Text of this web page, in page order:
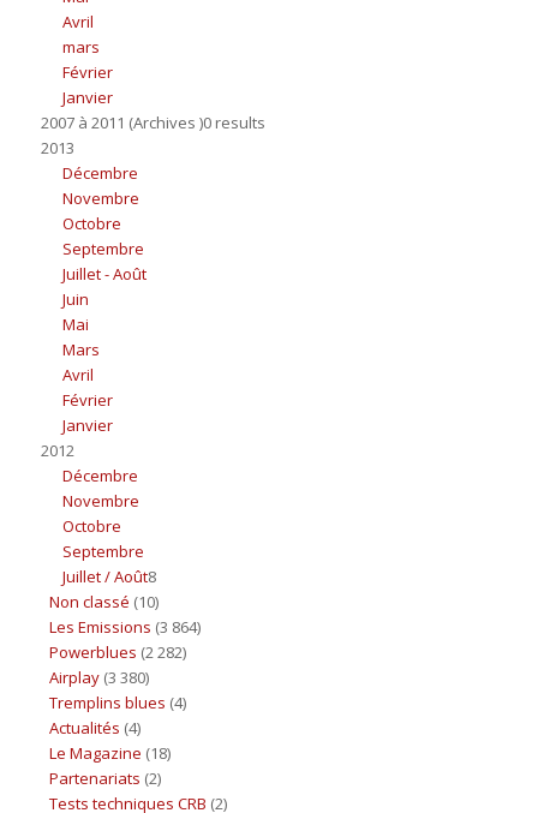
Avril
mars
Février
Janvier
2007 à 2011 (Archives )0 results
2013
Décembre
Novembre
Octobre
Septembre
Juillet - Août
Juin
Mai
Mars
Avril
Février
Janvier
2012
Décembre
Novembre
Octobre
Septembre
Juillet / Août8
Non classé (10)
Les Emissions (3 864)
Powerblues (2 282)
Airplay(3 380)
Tremplins blues (4)
Actualités (4)
Le Magazine (18)
Partenariats (2)
Tests techniques CRB (2)